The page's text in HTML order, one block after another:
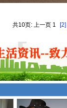
共10页: 上一页 1 [2]